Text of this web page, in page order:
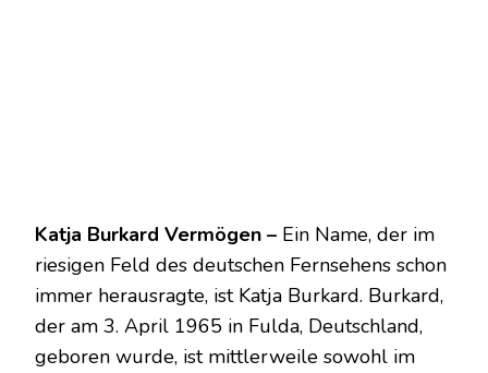
Katja Burkard Vermögen – Ein Name, der im
riesigen Feld des deutschen Fernsehens schon
immer herausragte, ist Katja Burkard. Burkard,
der am 3. April 1965 in Fulda, Deutschland,
geboren wurde, ist mittlerweile sowohl im